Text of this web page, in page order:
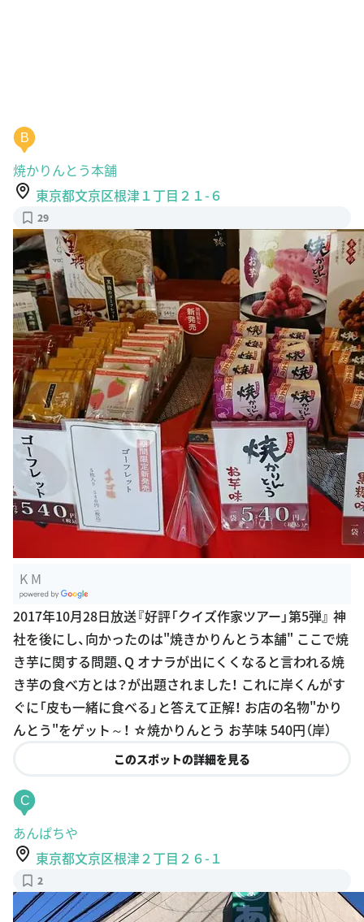
B
焼かりんとう本舗
東京都文京区根津１丁目２１-６
29
K M
oogle Plac
es
2017年10月28日放送『好評「クイズ作家ツアー」第5弾』 神
社を後にし、向かったのは"焼きかりんとう本舗" ここで焼
き芋に関する問題、Q オナラが出にくくなると言われる焼
き芋の食べ方とは？が出題されました！ これに岸くんがす
ぐに「皮も一緒に食べる」と答えて正解！ お店の名物"かり
んとう"をゲット～！ ☆焼かりんとう お芋味 540円（岸）
このスポットの詳細を見る
C
あんぱちや
東京都文京区根津２丁目２６-１
2